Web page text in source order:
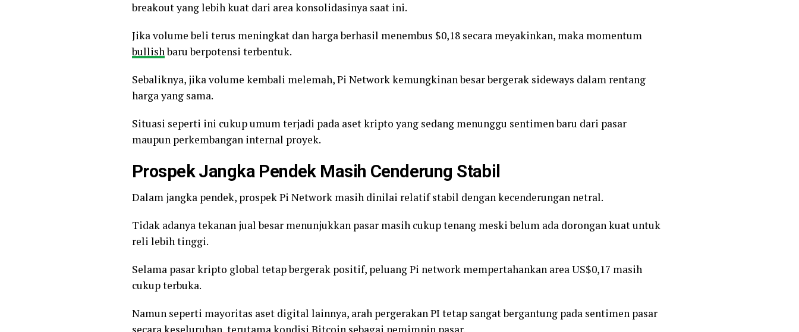
breakout yang lebih kuat dari area konsolidasinya saat ini.
Jika volume beli terus meningkat dan harga berhasil menembus $0,18 secara meyakinkan, maka momentum
bullishbaru berpotensi terbentuk.
Sebaliknya, jika volume kembali melemah, Pi Network kemungkinan besar bergerak sideways dalam rentang
harga yang sama.
Situasi seperti ini cukup umum terjadi pada aset kripto yang sedang menunggu sentimen baru dari pasar
maupun perkembangan internal proyek.
Prospek Jangka Pendek Masih Cenderung Stabil
Dalam jangka pendek, prospek Pi Network masih dinilai relatif stabil dengan kecenderungan netral.
Tidak adanya tekanan jual besar menunjukkan pasar masih cukup tenang meski belum ada dorongan kuat untuk
reli lebih tinggi.
Selama pasar kripto global tetap bergerak positif, peluang Pi network mempertahankan area US$0,17 masih
cukup terbuka.
Namun seperti mayoritas aset digital lainnya, arah pergerakan PI tetap sangat bergantung pada sentimen pasar